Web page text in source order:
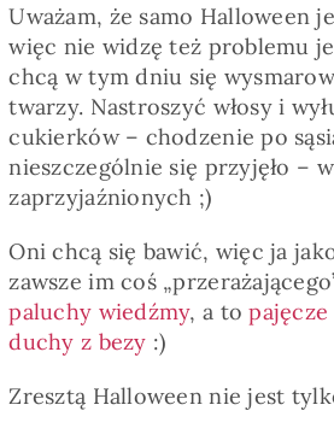
Uważam, że samo Halloween
więc nie widzę też problemu
chcą w tym dniu się
twarzy. Nastroszyć włosy i
cukierków – chodzenie po
nieszczególnie się przyjęło –
zaprzyjaźnionych ;)
Oni chcą się bawić, więc ja
zawsze im coś
paluchy wiedźmy, a topajęcze
duchy z bezy :)
Zresztą Halloween nie jest